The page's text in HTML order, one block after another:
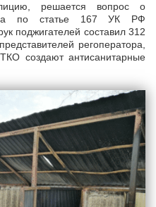
решается вопрос о
по статье 167 УК РФ
поджигателей составил 312
регоператора,
создают антисанитарные